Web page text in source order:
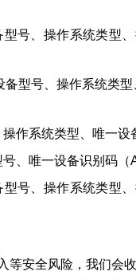
号、操作系统类型
型号、操作系统类
作系统类型、唯一设
、唯一设备识别码（
号、操作系统类型
安全风险，我们会